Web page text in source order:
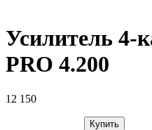
Усилитель 4-
PRO 4.200
12 150
Купить